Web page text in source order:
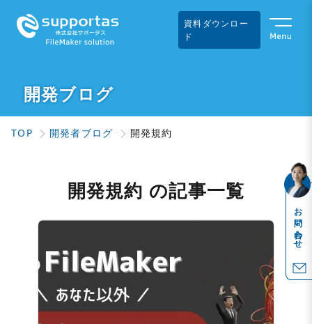
資料ダウンロー
ド
お問い合わせ
開発ブログ
TOP 開発者ブログ 開発規約
開発規約 の記事一覧